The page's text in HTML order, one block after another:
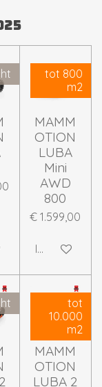
op de hoogte
tot 800
m2
MAMM
OTION
LUBA
Mini
AWD
800
€ 1.599,00
In
tot
10.000
m2
MAMM
OTION
LUBA 2